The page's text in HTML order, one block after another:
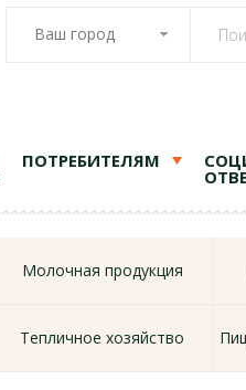
Ваш город
ПОТРЕБИТЕЛЯМ
Молочная продукция
Тепличное хозяйство